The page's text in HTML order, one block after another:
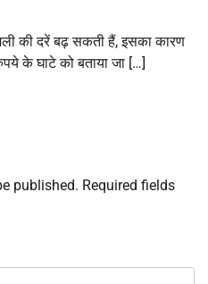
की दरें बढ़ सकती हैं, इसका कारण
के घाटे को बताया जा […]
published. Required fields